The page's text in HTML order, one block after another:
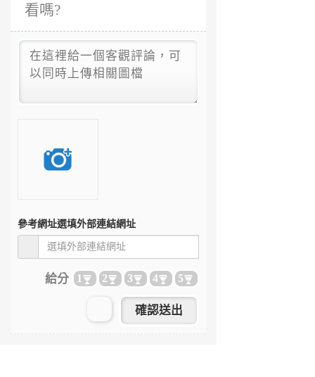
看嗎?
參考網址選填外部連結網址
給分 1 2 3 4 5